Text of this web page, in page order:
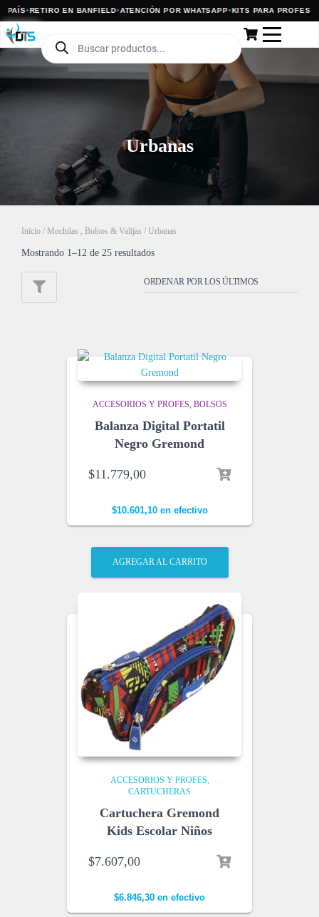
•RETIRO EN BANFIELD•ATENCIÓN POR WHATSAPP•KITS PARA PROFES Y
Urbanas
Inicio / Mochilas , Bolsos & Valijas / Urbanas
Mostrando 1–12 de 25 resultados
ACCESORIOS Y PROFES BOLSOS
Balanza Digital Portatil
Negro Gremond
$11.779,00
$10.601,10en efectivo
AGREGAR AL CARRITO
ACCESORIOS Y PROFES
CARTUCHERAS
Cartuchera Gremond
Kids Escolar Niños
$7.607,00
$6.846,30 en efectivo